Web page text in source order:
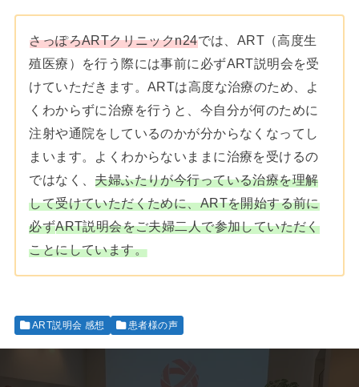
さっぽろARTクリニックn24では、ART（高度生
殖医療）を行う際には事前に必ずART説明会を受
けていただきます。ARTは高度な治療のため、よ
くわからずに治療を行うと、今自分が何のために
注射や通院をしているのかが分からなくなってし
まいます。よくわからないままに治療を受けるの
ではなく、 夫婦ふたりが今行っている治療を理解
して受けていただくために、ARTを開始する前に
必ずART説明会をご夫婦二人で参加していただく
ことにしています。
ART説明会 感想 患者様の声